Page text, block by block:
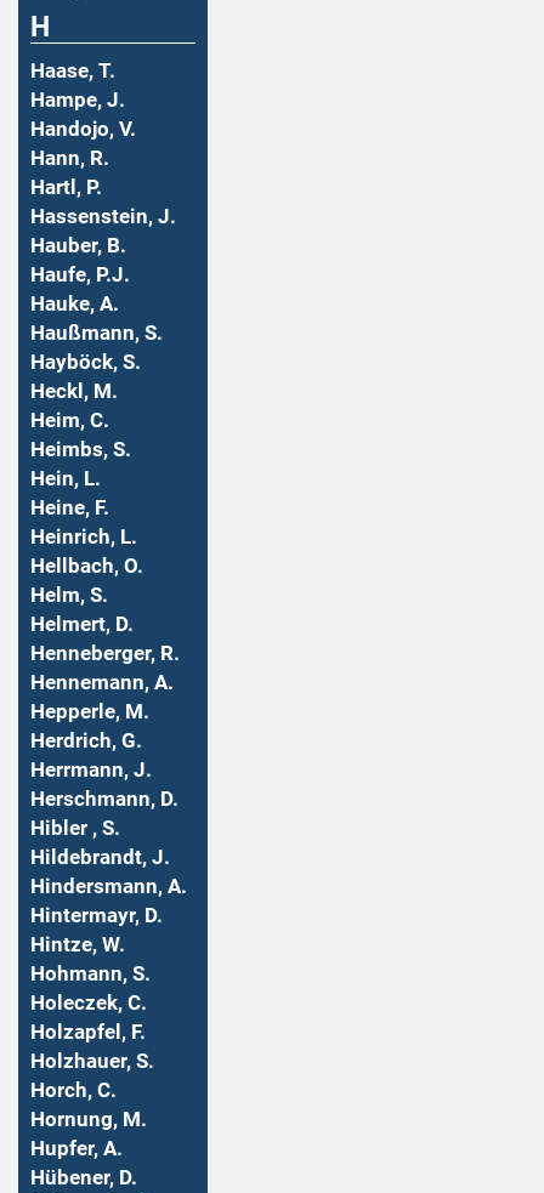
H
Haase, T.
Hampe, J.
Handojo, V.
Hann, R.
Hartl, P.
Hassenstein, J.
Hauber, B.
Haufe, P.J.
Hauke, A.
Haußmann, S.
Hayböck, S.
Heckl, M.
Heim, C.
Heimbs, S.
Hein, L.
Heine, F.
Heinrich, L.
Hellbach, O.
Helm, S.
Helmert, D.
Henneberger, R.
Hennemann, A.
Hepperle, M.
Herdrich, G.
Herrmann, J.
Herschmann, D.
Hibler , S.
Hildebrandt, J.
Hindersmann, A.
Hintermayr, D.
Hintze, W.
Hohmann, S.
Holeczek, C.
Holzapfel, F.
Holzhauer, S.
Horch, C.
Hornung, M.
Hupfer, A.
Hübener, D.